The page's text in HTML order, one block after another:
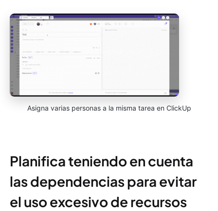
Asigna varias personas a la misma tarea en ClickUp
Planifica teniendo en cuenta
las dependencias para evitar
el uso excesivo de recursos